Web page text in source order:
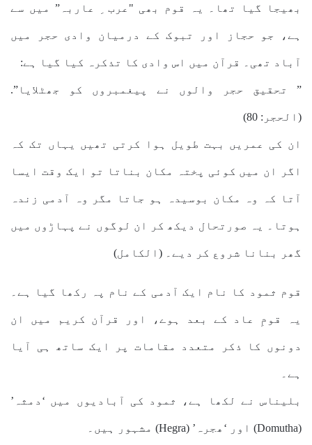
بھیجا گیا تھا۔ یہ قوم بھی "عرب ِ عاربہ” میں سے
ہے، جو حجاز اور تبوک کے درمیان وادی حجر میں
آباد تھی۔ قرآن میں اس وادی کا تذکرہ کیا گیا ہے:
” تحقیق حجر والوں نے پیغمبروں کو جھٹلایا”.
(الحجر: 80)
ان کی عمریں بہت طویل ہوا کرتی تھیں یہاں تک کہ
اگر ان میں کوئی پختہ مکان بناتا تو ایک وقت ایسا
آتا کہ وہ مکان بوسیدہ ہو جاتا مگر وہ آدمی زندہ
ہوتا۔ یہ صورتحال دیکھ کر ان لوگوں نے پہاڑوں میں
گھر بنانا شروع کر دیے۔ (الکامل)
قوم ثمود کا نام ایک آدمی کے نام پہ رکھا گیا ہے۔
یہ قومِ عاد کے بعد ہوے، اور قرآن کریم میں ان
دونوں کا ذکر متعدد مقامات پر ایک ساتھ ہی آیا
ہے۔
بلیناس نے لکھا ہے، ثمود کی آبادیوں میں ‘دمثہ’
(Domutha) اور ‘ھجرہ’ (Hegra) مشہور ہیں۔